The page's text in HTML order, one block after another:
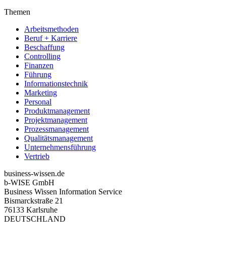
Themen
Arbeitsmethoden
Beruf + Karriere
Beschaffung
Controlling
Finanzen
Führung
Informationstechnik
Marketing
Personal
Produktmanagement
Projektmanagement
Prozessmanagement
Qualitätsmanagement
Unternehmensführung
Vertrieb
business-wissen.de
b-WISE GmbH
Business Wissen Information Service
Bismarckstraße 21
76133 Karlsruhe
DEUTSCHLAND